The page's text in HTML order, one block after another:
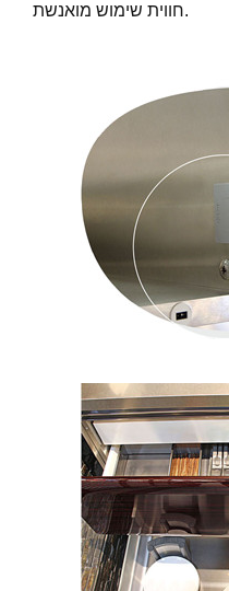
חווית שימוש מואנשת.